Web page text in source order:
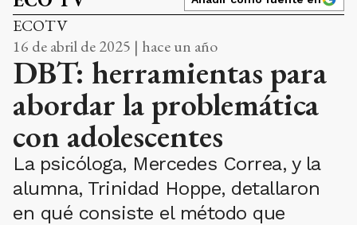
ECOTV
16 de abril de 2025 | hace un año
DBT: herramientas para
abordar la problemática
con adolescentes
La psicóloga, Mercedes Correa, y la
alumna, Trinidad Hoppe, detallaron
en qué consiste el método que